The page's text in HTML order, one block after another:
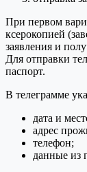
При первом
ксерокопией
заявления и
Для отправки
паспорт.
В телеграмме
дата и
адрес
телефон;
данные из